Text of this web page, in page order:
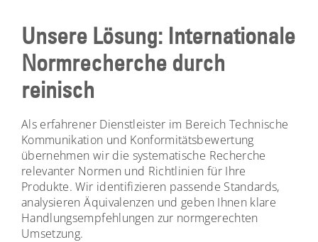
Unsere Lösung: Internationale
Normrecherche durch
reinisch
Als erfahrener Dienstleister im Bereich Technische
Kommunikation und Konformitätsbewertung
übernehmen wir die systematische Recherche
relevanter Normen und Richtlinien für Ihre
Produkte. Wir identifizieren passende Standards,
analysieren Äquivalenzen und geben Ihnen klare
Handlungsempfehlungen zur normgerechten
Umsetzung.